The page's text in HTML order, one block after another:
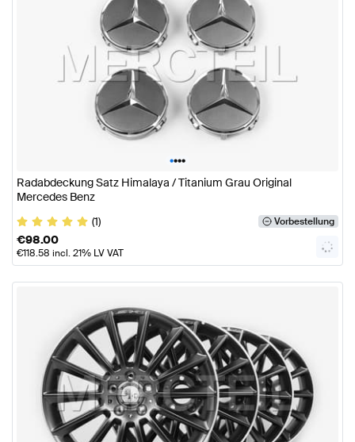
••••
Radabdeckung Satz Himalaya / Titanium Grau Original
Mercedes Benz
(1)
Vorbestellung
€98.00
€118.58 incl. 21% LV VAT